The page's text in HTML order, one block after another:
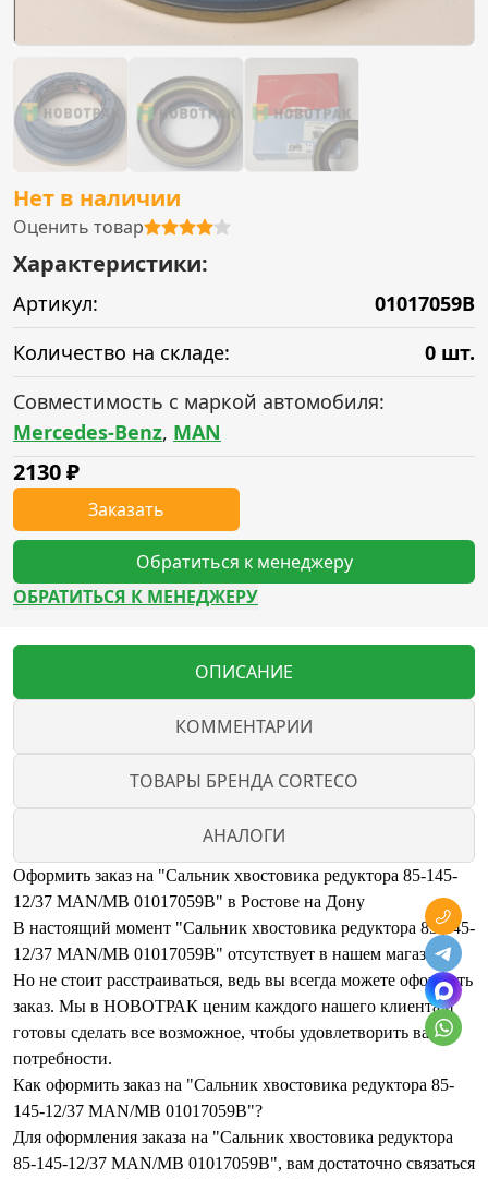
Нет в наличии
Оценить товар
Характеристики:
Артикул:
01017059B
Количество на складе:
0 шт.
Совместимость с маркой автомобиля:
Mercedes-Benz, MAN
2130₽
Заказать
Обратиться к менеджеру
ОБРАТИТЬСЯ К МЕНЕДЖЕРУ
ОПИСАНИЕ
КОММЕНТАРИИ
ТОВАРЫ БРЕНДА CORTECO
АНАЛОГИ
Оформить заказ на "Сальник хвостовика редуктора 85-145-
12/37 MAN/MB 01017059B" в Ростове на Дону
В настоящий момент "Сальник хвостовика редуктора 85-145-
12/37 MAN/MB 01017059B" отсутствует в нашем магазине.
Но не стоит расстраиваться, ведь вы всегда можете оформить
заказ. Мы в НОВОТРАК ценим каждого нашего клиента и
готовы сделать все возможное, чтобы удовлетворить ваши
потребности.
Как оформить заказ на "Сальник хвостовика редуктора 85-
145-12/37 MAN/MB 01017059B"?
Для оформления заказа на "Сальник хвостовика редуктора
85-145-12/37 MAN/MB 01017059B", вам достаточно связаться